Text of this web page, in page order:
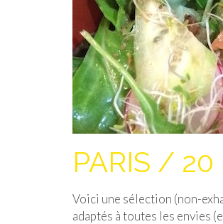
PARIS /
Voici une sélection (non-
adaptés à toutes les envies